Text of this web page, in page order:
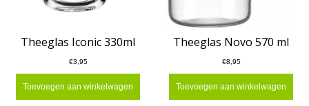
Theeglas Iconic 330ml
€3,95
Toevoegen aan winkelwagen
Theeglas Novo 570 ml
€8,95
Toevoegen aan winkelwagen